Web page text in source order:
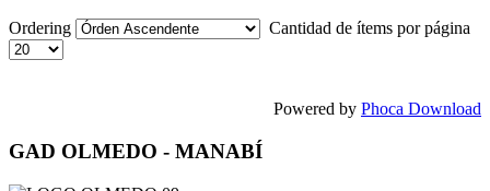
Ordering Cantidad de ítems por página
Powered by Phoca Download
GAD OLMEDO - MANABÍ